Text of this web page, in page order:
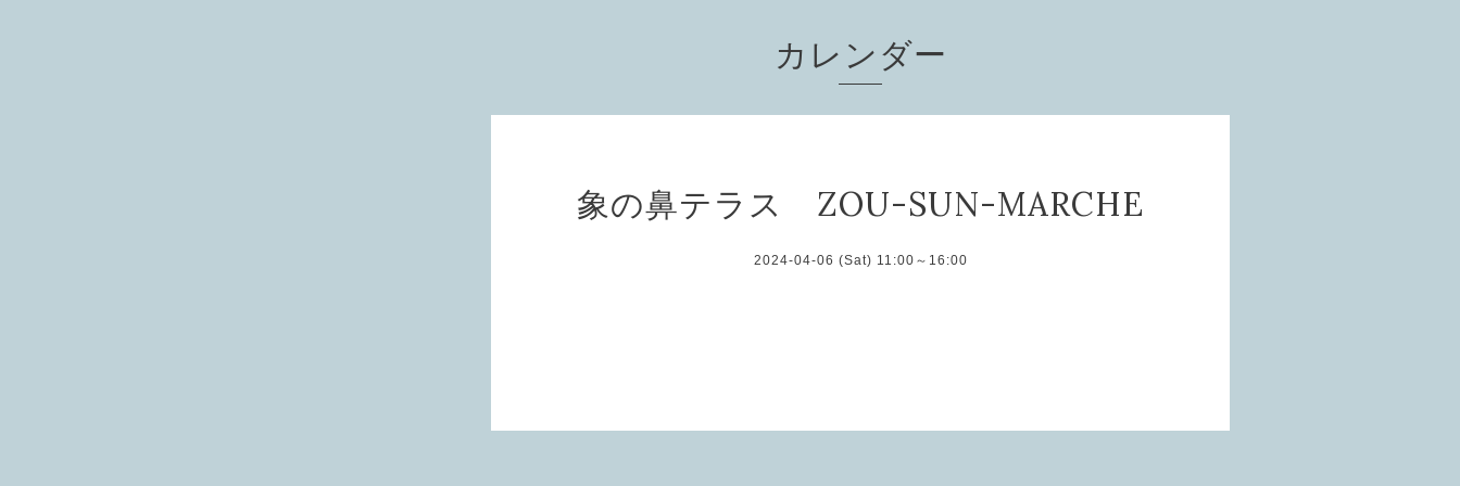
カレンダー
象の鼻テラス ZOU-SUN-MARCHE
2024-04-06 (Sat) 11:00～16:00